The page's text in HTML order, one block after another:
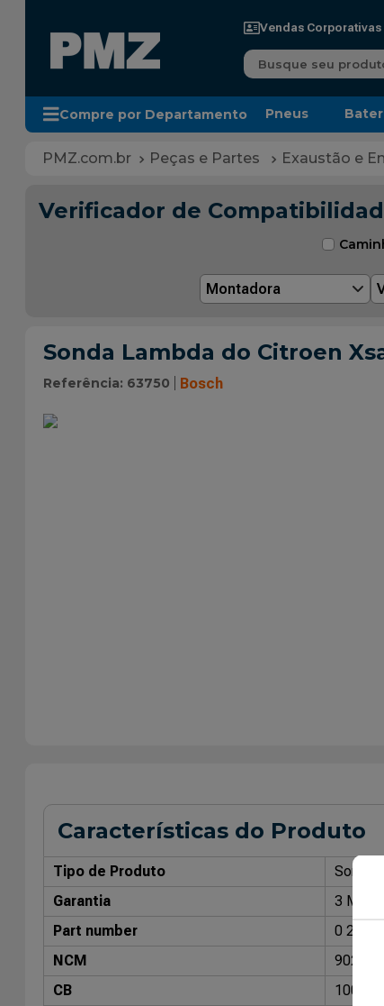
Vendas Corporativas
Busque seu
Compre por Departamento Pneus
Peças e Partes Exaustão e
Verificador de
Montadora
Sonda Lambda do Citroen
Referência: 63750 Bosch
Características do Produto
Tipo de Produto
Sonda
Garantia
3 Meses
Part number
0 258
NCM
CB